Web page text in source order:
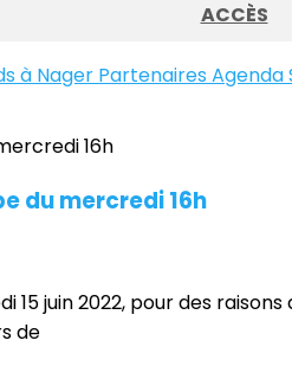
ACCÈS
à Nager Partenaires Agenda
du mercredi 16h
15 juin 2022, pour des
de